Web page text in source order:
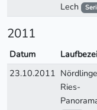
Lech
2011
Datum
23.10.2011
Ries-